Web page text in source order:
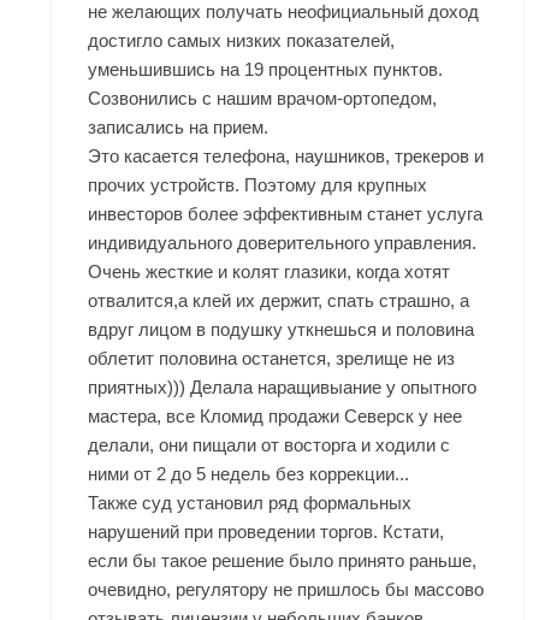
не желающих получать неофициальный доход
достигло самых низких показателей,
уменьшившись на 19 процентных пунктов.
Созвонились с нашим врачом-ортопедом,
записались на прием.
Это касается телефона, наушников, трекеров и
прочих устройств. Поэтому для крупных
инвесторов более эффективным станет услуга
индивидуального доверительного управления.
Очень жесткие и колят глазики, когда хотят
отвалится,а клей их держит, спать страшно, а
вдруг лицом в подушку уткнешься и половина
облетит половина останется, зрелище не из
приятных))) Делала наращивыание у опытного
мастера, все Кломид продажи Северск у нее
делали, они пищали от восторга и ходили с
ними от 2 до 5 недель без коррекции...
Также суд установил ряд формальных
нарушений при проведении торгов. Кстати,
если бы такое решение было принято раньше,
очевидно, регулятору не пришлось бы массово